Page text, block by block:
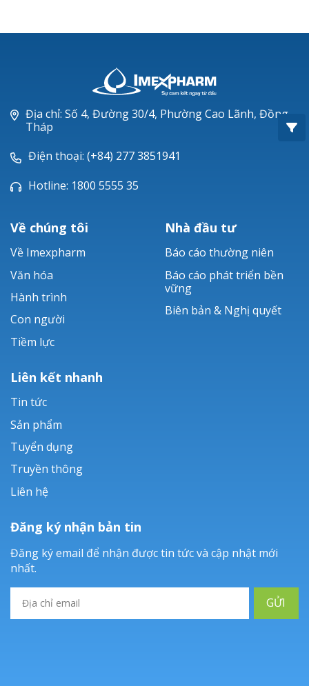
Piperacillin
Ticarlinat®
Zobacta®
Bacsulfo®
Địa chỉ: Số 4, Đường 30/4, Phường Cao Lãnh, Đồng
Tháp
Điện thoại: (+84) 277 3851941
Hotline: 1800 5555 35
Về chúng tôi
Về Imexpharm
Văn hóa
Hành trình
Con người
Tiềm lực
Nhà đầu tư
Báo cáo thường niên
Báo cáo phát triển bền
vững
Biên bản & Nghị quyết
Liên kết nhanh
Tin tức
Sản phẩm
Tuyển dụng
Truyền thông
Liên hệ
Đăng ký nhận bản tin
Đăng ký email để nhận được tin tức và cập nhật mới
nhất.
GỬI